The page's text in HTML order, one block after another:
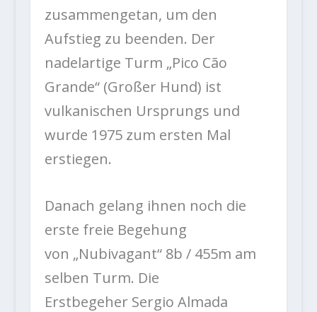
zusammengetan, um den
Aufstieg zu beenden. Der
nadelartige Turm „Pico Cão
Grande“ (Großer Hund) ist
vulkanischen Ursprungs und
wurde 1975 zum ersten Mal
erstiegen.
Danach gelang ihnen noch die
erste freie Begehung
von „Nubivagant“ 8b / 455m am
selben Turm. Die
Erstbegeher Sergio Almada